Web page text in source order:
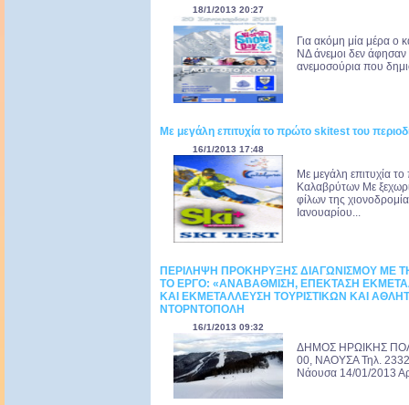
18/1/2013 20:27
Για ακόμη μία μέρα ο
ΝΔ άνεμοι δεν άφησαν
ανεμοσούρια που
Με μεγάλη επιτυχία το πρώτο skitest του
16/1/2013 17:48
Με μεγάλη επιτυχία
Καλαβρύτων Με
φίλων της
Ιανουαρίου...
ΠΕΡΙΛΗΨΗ ΠΡΟΚΗΡΥΞΗΣ ΔΙΑΓΩΝΙΣΜΟΥ ΜΕ
ΤΟ ΕΡΓΟ: «ΑΝΑΒΑΘΜΙΣΗ, ΕΠΕΚΤΑΣΗ
ΚΑΙ ΕΚΜΕΤΑΛΛΕΥΣΗ ΤΟΥΡΙΣΤΙΚΩΝ ΚΑΙ
ΝΤΟΡΝΤΟΠΟΛΗ
16/1/2013 09:32
ΔΗΜΟΣ ΗΡΩΙΚΗΣ
00, ΝΑΟΥΣΑ Τηλ.
Νάουσα 14/01/2013